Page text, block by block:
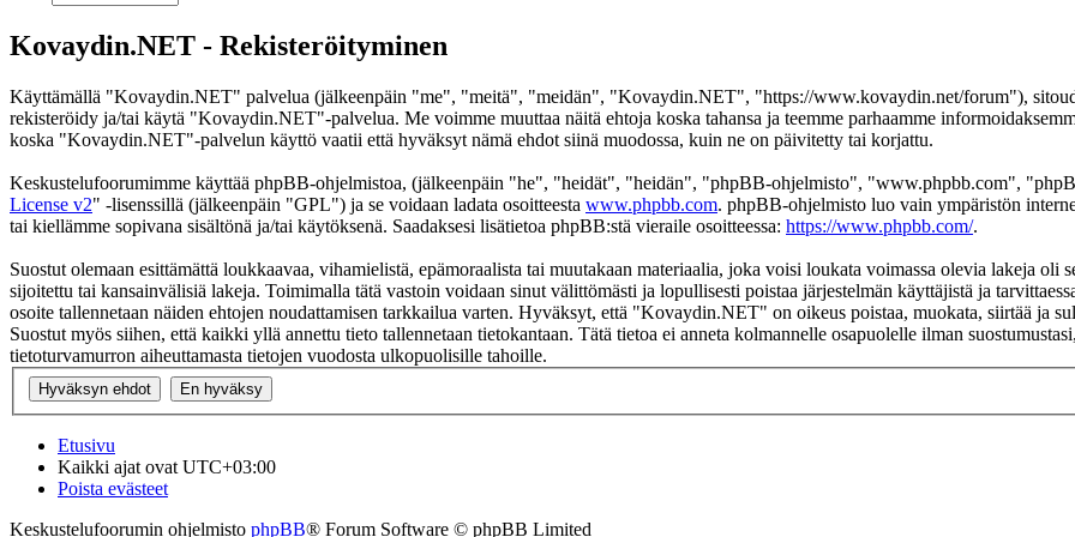
Kovaydin.NET - Rekisteröityminen
Käyttämällä "Kovaydin.NET" palvelua (jälkeenpäin "me", "meitä", "meidän", "Kovaydin.NET", "https://www.kovaydin.net/forum"),
rekisteröidy ja/tai käytä "Kovaydin.NET"-palvelua. Me voimme muuttaa näitä ehtoja koska tahansa ja teemme parhaamme
koska "Kovaydin.NET"-palvelun käyttö vaatii että hyväksyt nämä ehdot siinä muodossa, kuin ne on päivitetty tai korjattu.
Keskustelufoorumimme käyttää phpBB-ohjelmistoa, (jälkeenpäin "he", "heidät", "heidän", "phpBB-ohjelmisto", "www.phpbb.com",
License v2" -lisenssillä (jälkeenpäin "GPL") ja se voidaan ladata osoitteesta www.phpbb.com. phpBB-ohjelmisto luo vain ympäristön
tai kiellämme sopivana sisältönä ja/tai käytöksenä. Saadaksesi lisätietoa phpBB:stä vieraile osoitteessa: https://www.phpbb.com/.
Suostut olemaan esittämättä loukkaavaa, vihamielistä, epämoraalista tai muutakaan materiaalia, joka voisi loukata voimassa olevia lakeja
sijoitettu tai kansainvälisiä lakeja. Toimimalla tätä vastoin voidaan sinut välittömästi ja lopullisesti poistaa järjestelmän käyttäjistä ja
osoite tallennetaan näiden ehtojen noudattamisen tarkkailua varten. Hyväksyt, että "Kovaydin.NET" on oikeus poistaa, muokata, siirtää ja
Suostut myös siihen, että kaikki yllä annettu tieto tallennetaan tietokantaan. Tätä tietoa ei anneta kolmannelle osapuolelle ilman
tietoturvamurron aiheuttamasta tietojen vuodosta ulkopuolisille tahoille.
Etusivu
Kaikki ajat ovat UTC+03:00
Poista evästeet
Keskustelufoorumin ohjelmisto phpBB® Forum Software © phpBB Limited